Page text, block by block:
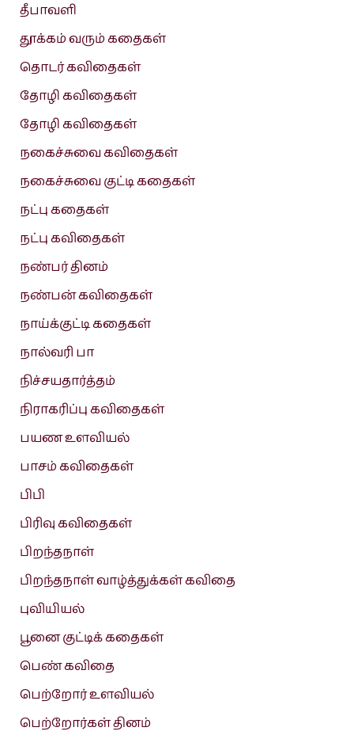
தீபாவளி
தூக்கம் வரும் கதைகள்
தொடர் கவிதைகள்
தோழி கவிதைகள்
தோழி கவிதைகள்
நகைச்சுவை கவிதைகள்
நகைச்சுவை குட்டி கதைகள்
நட்பு கதைகள்
நட்பு கவிதைகள்
நண்பர் தினம்
நண்பன் கவிதைகள்
நாய்க்குட்டி கதைகள்
நால்வரி பா
நிச்சயதார்த்தம்
நிராகரிப்பு கவிதைகள்
பயண உளவியல்
பாசம் கவிதைகள்
பிபி
பிரிவு கவிதைகள்
பிறந்தநாள்
பிறந்தநாள் வாழ்த்துக்கள் கவிதை
புவியியல்
பூனை குட்டிக் கதைகள்
பெண் கவிதை
பெற்றோர் உளவியல்
பெற்றோர்கள் தினம்